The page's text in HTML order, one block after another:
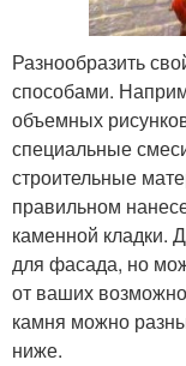
Разнообразить
способами.
объемных
специальные
строительные
правильном
каменной кладки.
для фасада, но
от ваших
камня можно
ниже.